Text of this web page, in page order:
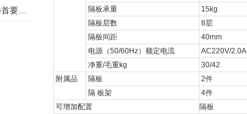
隔板承重
15kg
隔板层数
8层
隔板间距
40mm
电源（50/60Hz）额定电流 AC220V/2.0A
净重/毛重kg 30/42
附属品
隔板 2件
隔 板架 4件
可增加配置
隔板
智能粪菌分离系统二级生物实验室洁净首要选择